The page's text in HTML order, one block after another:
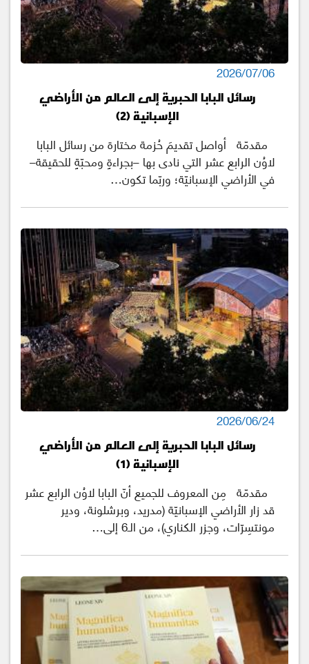
2026/07/06
رسائل البابا الحبرية إلى العالم من الأراضي
الإسبانية (2)
مقدمّة أواصل تقديمَ حُزمة مختارة من رسائل البابا
لاوُن الرابع عشر التي نادى بها –بجراءةٍ ومحبّةٍ للحقيقة–
في الأراضي الإسبانيّة؛ وربّما تكون…
2026/06/24
رسائل البابا الحبرية إلى العالم من الأراضي
الإسبانية (1)
مقدمّة مِن المعروف للجميع أنّ البابا لاوُن الرابع عشر
قد زار الأراضي الإسبانيّة (مدريد، وبرشلونة، ودير
مونتسِرّات، وجزر الكناري)، من الـ6 إلى…